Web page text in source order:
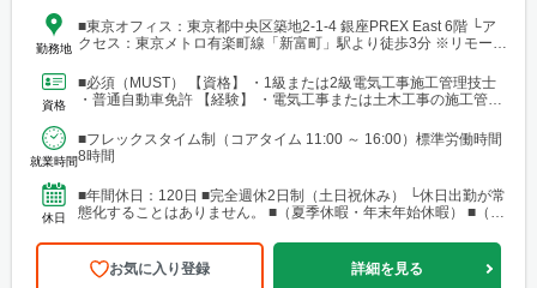
勤務地
■東京オフィス：東京都中央区築地2-1-4 銀座PREX East 6階 └ア
クセス：東京メトロ有楽町線「新富町」駅より徒歩3分 ※リモート
資格
■必須（MUST） 【資格】 ・1級または2級電気工事施工管理技士
・普通自動車免許 【経験】 ・電気工事または土木工事の施工管
就業時間
■フレックスタイム制（コアタイム 11:00 ～ 16:00）標準労働時間
8時間
休日
■年間休日：120日 ■完全週休2日制（土日祝休み） └休日出勤が常
態化することはありません。 ■（夏季休暇・年末年始休暇） ■（有
お気に入り登録 詳細を見る